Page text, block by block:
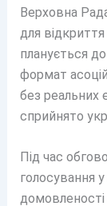
Верховна
для
планується
формат
без реальних
сприйнято
Під час
голосування